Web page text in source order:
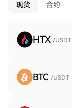
现货 合约
HTX /USDT
BTC /USDT